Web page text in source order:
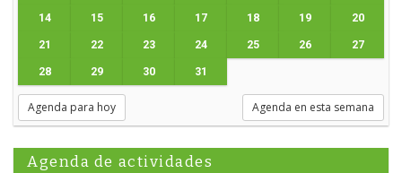
14 15 16 17 18 19 20
21 22 23 24 25 26 27
28 29 30 31
Agenda para hoy Agenda en esta semana
Agenda de actividades